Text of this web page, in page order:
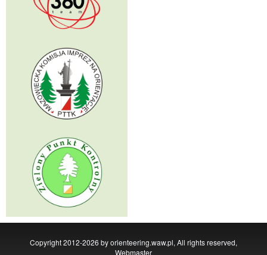
Copyright 2012-2026 by orienteering.waw.pl, All rights reserved,
Webmaster